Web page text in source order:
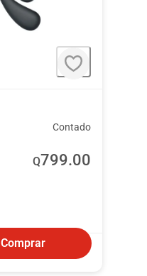
Contado
Q799.00
Comprar